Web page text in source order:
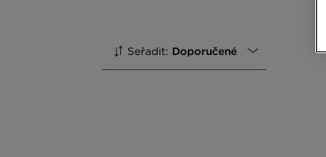
Seřadit: Doporučené